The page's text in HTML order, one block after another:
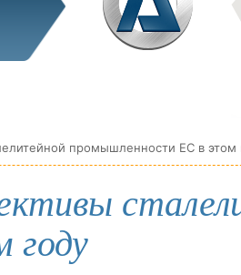
промышленности ЕС в этом
году